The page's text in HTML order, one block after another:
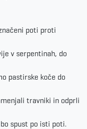
poti proti
v serpentinah, do
pastirske koče do
travniki in odprli
spust po isti poti.